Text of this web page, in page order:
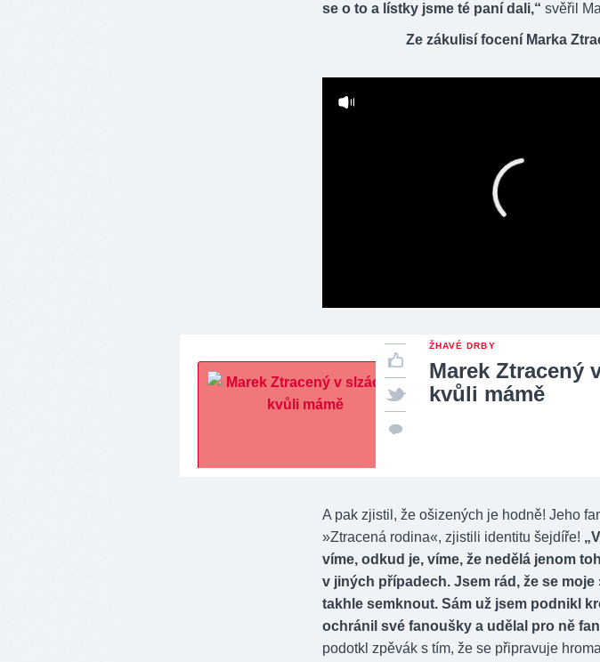
se o to a lístky jsme té paní dali,“ svěřil
Ze zákulisí focení Marka
ŽHAVÉ DRBY
Marek Ztracený
kvůli mámě
A pak zjistil, že ošizených je hodně! Jeho
»Ztracená rodina«, zjistili identitu šejdíře!
víme, odkud je, víme, že nedělá jenom
v jiných případech. Jsem rád, že se moje
takhle semknout. Sám už jsem podnikl
ochránil své fanoušky a udělal pro ně
podotkl zpěvák s tím, že se připravuje